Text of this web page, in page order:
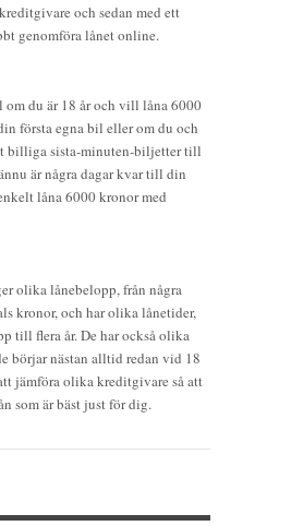
och sedan med ett
genomföra lånet online.
om du är 18 år och vill låna 6000
första egna bil eller om du och
billiga sista-minuten-biljetter till
är några dagar kvar till din
låna 6000 kronor med
olika lånebelopp, från några
kronor, och har olika lånetider,
till flera år. De har också olika
börjar nästan alltid redan vid 18
jämföra olika kreditgivare så att
som är bäst just för dig.